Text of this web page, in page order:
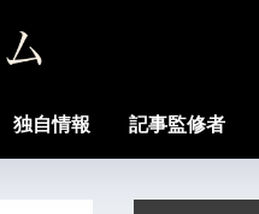
独自情報 記事監修者